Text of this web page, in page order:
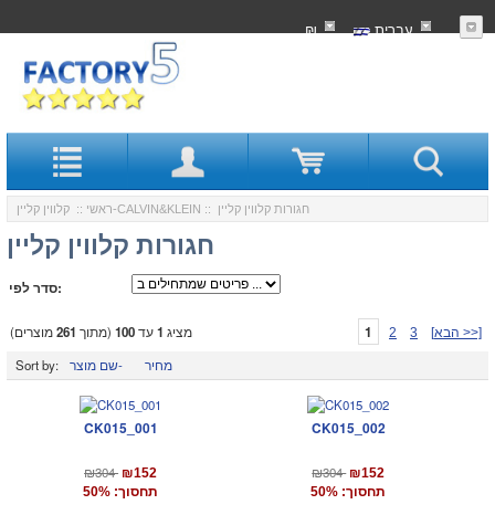
עִברִית ₪
ראשי :: קלווין קליין-CALVIN&KLEIN :: חגורות קלווין קליין
חגורות קלווין קליין
סדר לפי:
מציג 1עד100 (מתוך 261מוצרים) 1 2 3 [הבא >>]
Sort by: שם מוצר- מחיר
CK015_001
₪304 ₪152
תחסוך: 50%
CK015_002
₪304 ₪152
תחסוך: 50%